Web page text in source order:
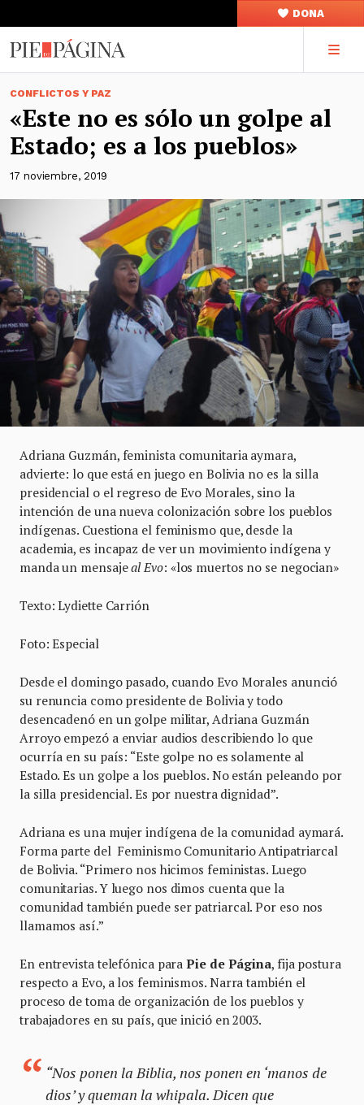
DONA
CONFLICTOS Y PAZ
«Este no es sólo un golpe al
Estado; es a los pueblos»
17 noviembre, 2019
Adriana Guzmán, feminista comunitaria aymara,
advierte: lo que está en juego en Bolivia no es la silla
presidencial o el regreso de Evo Morales, sino la
intención de una nueva colonización sobre los pueblos
indígenas. Cuestiona el feminismo que, desde la
academia, es incapaz de ver un movimiento indígena y
manda un mensajeal Evo: «los muertos no se negocian»
Texto: Lydiette Carrión
Foto: Especial
Desde el domingo pasado, cuando Evo Morales anunció
su renuncia como presidente de Bolivia y todo
desencadenó en un golpe militar, Adriana Guzmán
Arroyo empezó a enviar audios describiendo lo que
ocurría en su país: “Este golpe no es solamente al
Estado. Es un golpe a los pueblos. No están peleando por
la silla presidencial. Es por nuestra dignidad”.
Adriana es una mujer indígena de la comunidad aymará.
Forma parte del Feminismo Comunitario Antipatriarcal
de Bolivia. “Primero nos hicimos feministas. Luego
comunitarias. Y luego nos dimos cuenta que la
comunidad también puede ser patriarcal. Por eso nos
llamamos así.”
En entrevista telefónica paraPie de Página, fija postura
respecto a Evo, a los feminismos. Narra también el
proceso de toma de organización de los pueblos y
trabajadores en su país, que inició en 2003.
“Nos ponen la Biblia, nos ponen en ‘manos de
dios’ y queman la whipala. Dicen que